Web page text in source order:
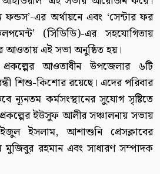
ফন্ডস’-এর অর্থায়নে এবং ‘সেন্টার ফর
(সিডিডি)-এর সহযোগিতায়
আওতায় এই সভা অনুষ্ঠিত হয়।
আওতাধীন উপজেলার ৬টি
শিশু-কিশোর রয়েছে। এদের পরিবার
ন্যূনতম কর্মসংস্থানের সুযোগ সৃষ্টিতে
ইউসুফ আলীর সঞ্চালনায় সভায়
ইসলাম, আশাশুনি প্রেসক্লাবের
মুজিবুর রহমান এবং সাধারণ সম্পাদক